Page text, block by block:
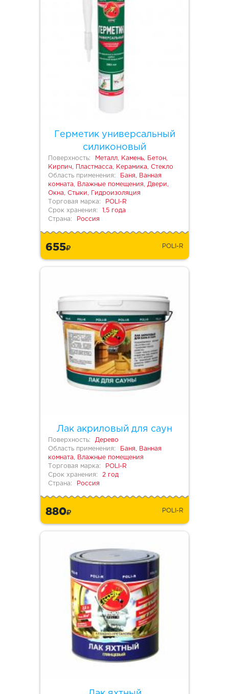
Герметик универсальный
силиконовый
Поверхность:
Металл, Камень, Бетон,
Кирпич, Пластмасса, Керамика, Стекло
Область применения:
Баня, Ванная
комната, Влажные помещения, Двери,
Окна, Стыки, Гидроизоляция
Торговая марка:
POLI-R
Срок хранения:
1,5 года
Страна:
Россия
655 POLI-R
Лак акриловый для саун
Поверхность:
Дерево
Область применения:
Баня, Ванная
комната, Влажные помещения
Торговая марка:
POLI-R
Срок хранения:
2 год
Страна:
Россия
880 POLI-R